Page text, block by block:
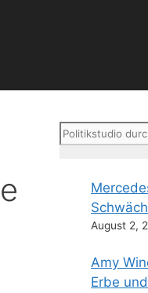
Suchen
August 2,
Amy
Erbe